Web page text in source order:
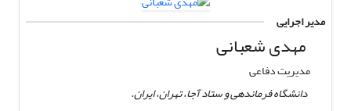
مدیر اجرایی
مهدی شعبانی
مدیریت دفاعی
دانشگاه فرماندهی و ستاد آجا، تهران، ایران.